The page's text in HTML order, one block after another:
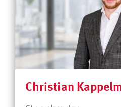
Christian